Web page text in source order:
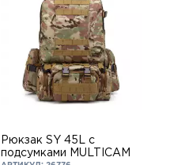
Рюкзак SY 45L c
подсумками MULTICAM